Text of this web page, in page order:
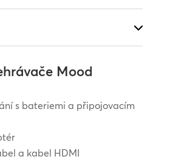
Mood
s bateriemi a připojovacím
a kabel HDMI